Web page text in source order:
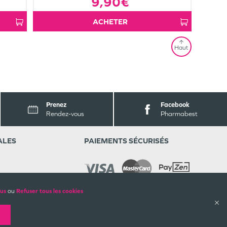
ou Refuser tous les cookies
ACHETER
Haut
Prenez
Rendez-vous
Facebook
Pharmabest
PAIEMENTS SÉCURISÉS